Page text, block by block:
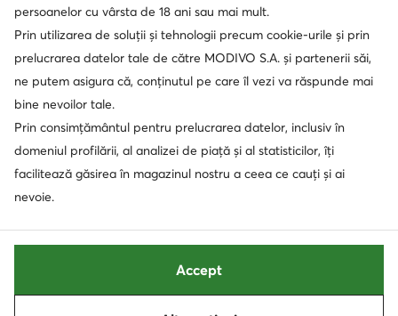
persoanelor cu vârsta de 18 ani sau mai mult.
Prin utilizarea de soluții și tehnologii precum cookie-urile și prin
prelucrarea datelor tale de către MODIVO S.A. și partenerii săi,
ne putem asigura că, conținutul pe care îl vezi va răspunde mai
bine nevoilor tale.
Prin consimțământul pentru prelucrarea datelor, inclusiv în
domeniul profilării, al analizei de piață și al statisticilor, îți
facilitează găsirea în magazinul nostru a ceea ce cauți și ai
nevoie.
Accept